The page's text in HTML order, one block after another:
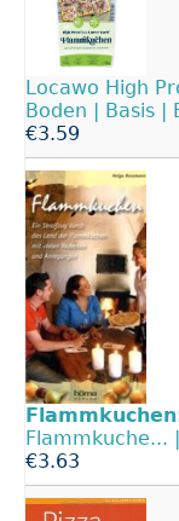
Locawo High
Boden | Basis |
€3.59
Flammkuche...
€3.63